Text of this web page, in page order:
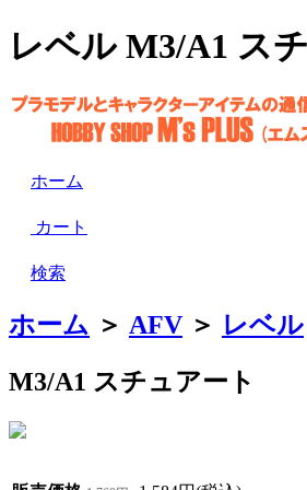
レベル M3/A1 ス
ホーム
カート
検索
ホーム ＞ AFV ＞ レベル
M3/A1 スチュアート